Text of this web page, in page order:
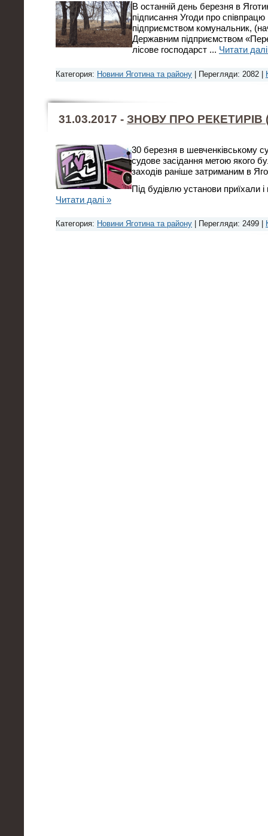
В останній день березня в
підписання Угоди про
підприємством комунальник,
Державним підприємством
лісове господарст ... Читати
Категория: Новини Яготина та району | Перегляди: 2082 |
31.03.2017 - ЗНОВУ ПРО РЕКЕТИРІВ
30 березня в шевченківському
судове засідання метою якого
заходів раніше затриманим в
Під будівлю установи приїхали
Читати далі »
Категория: Новини Яготина та району | Перегляди: 2499 |